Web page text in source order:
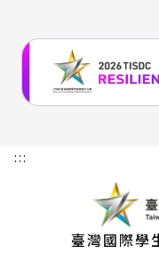
:::
臺灣國際學